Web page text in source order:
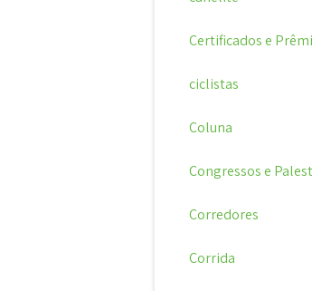
Certificados e
ciclistas
Coluna
Congressos e
Corredores
Corrida